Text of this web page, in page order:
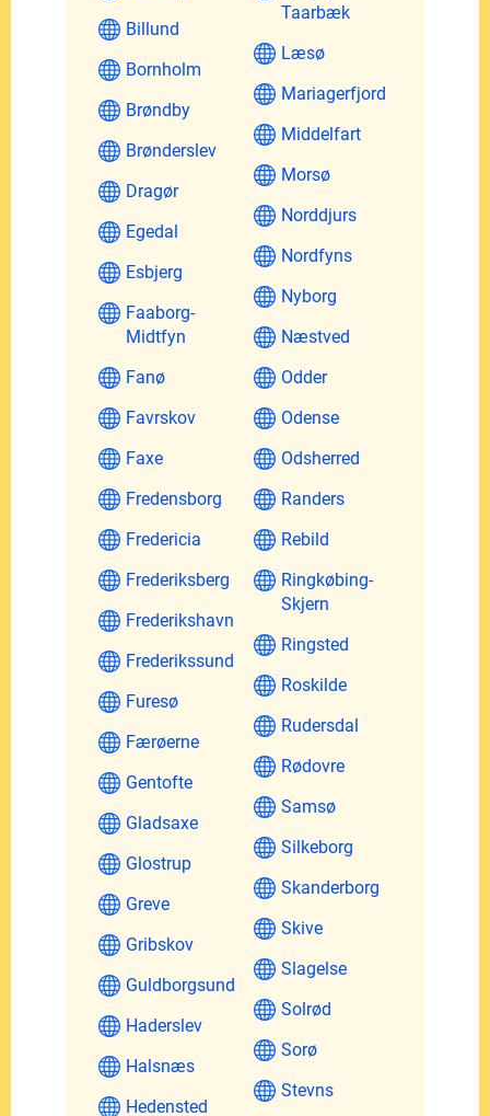
Billund
Bornholm
Brøndby
Brønderslev
Dragør
Egedal
Esbjerg
Faaborg-
Midtfyn
Fanø
Favrskov
Faxe
Fredensborg
Fredericia
Frederiksberg
Frederikshavn
Frederikssund
Furesø
Færøerne
Gentofte
Gladsaxe
Glostrup
Greve
Gribskov
Guldborgsund
Haderslev
Halsnæs
Hedensted
Taarbæk
Læsø
Mariagerfjord
Middelfart
Morsø
Norddjurs
Nordfyns
Nyborg
Næstved
Odder
Odense
Odsherred
Randers
Rebild
Ringkøbing-
Skjern
Ringsted
Roskilde
Rudersdal
Rødovre
Samsø
Silkeborg
Skanderborg
Skive
Slagelse
Solrød
Sorø
Stevns